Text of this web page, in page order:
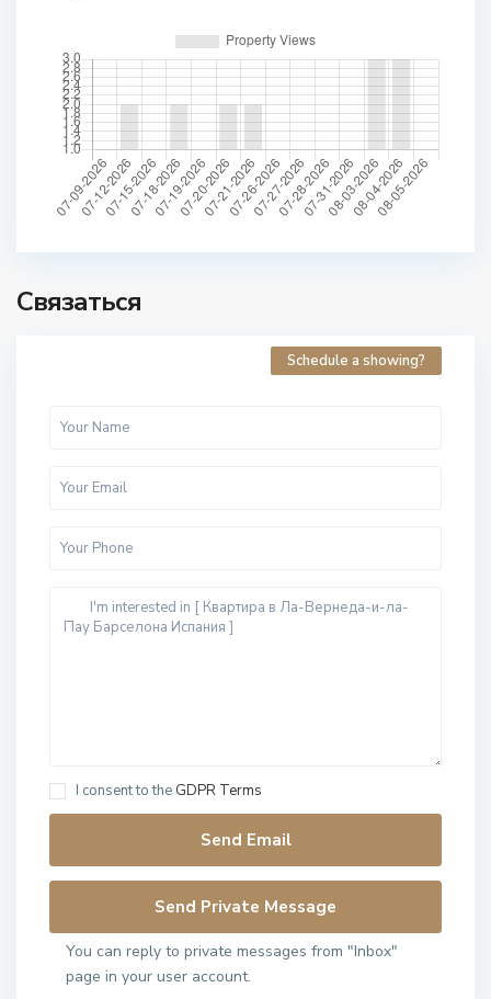
Связаться
Schedule a showing?
I consent to the GDPR Terms
You can reply to private messages from "Inbox"
page in your user account.